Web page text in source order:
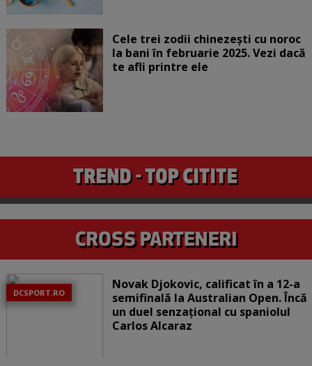
Cele trei zodii chinezești cu noroc
la bani în februarie 2025. Vezi dacă
te afli printre ele
DCSPORT.RO
Novak Djokovic, calificat în a 12-a
semifinală la Australian Open. Încă
un duel senzațional cu spaniolul
Carlos Alcaraz